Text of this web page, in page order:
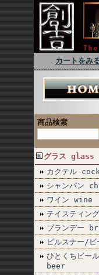
カートをみ
商品検索
グラス glass
カクテル
シャンパン
ワイン wine
テイスティ
ブランデー
ピルスナー/
ひとくちビ
beer